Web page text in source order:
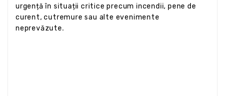
urgență în situații critice precum incendii, pene de
curent, cutremure sau alte evenimente
neprevăzute.